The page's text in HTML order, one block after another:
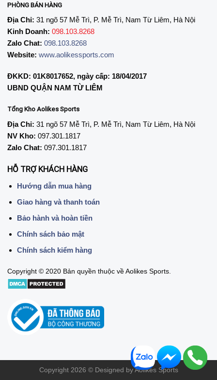
PHÒNG BÁN HÀNG
Địa Chỉ: 31 ngõ 57 Mễ Trì, P. Mễ Trì, Nam Từ Liêm, Hà Nội
Kinh Doanh: 098.103.8268
Zalo Chat: 098.103.8268
Website: www.aolikessports.com
ĐKKD: 01K8017652, ngày cấp: 18/04/2017
UBND QUẬN NAM TỪ LIÊM
Tổng Kho Aolikes Sports
Địa Chỉ: 31 ngõ 57 Mễ Trì, P. Mễ Trì, Nam Từ Liêm, Hà Nội
NV Kho: 097.301.1817
Zalo Chat: 097.301.1817
HỖ TRỢ KHÁCH HÀNG
Hướng dẫn mua hàng
Giao hàng và thanh toán
Bảo hành và hoàn tiền
Chính sách bảo mật
Chính sách kiểm hàng
Copyright © 2020 Bản quyền thuộc về Aolikes Sports.
Copyright 2026 © Designed by Aolikes Sports